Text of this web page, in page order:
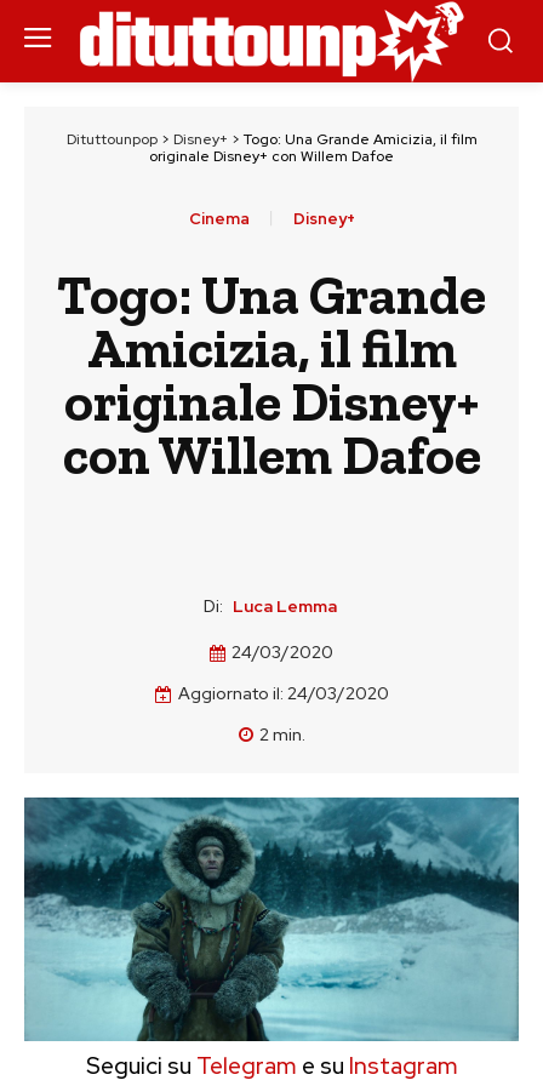
Dituttounpop> Disney+ > Togo: Una Grande Amicizia, il film
originale Disney+ con Willem Dafoe
Cinema Disney+
Togo: Una Grande
Amicizia, il film
originale Disney+
con Willem Dafoe
Di: Luca Lemma
24/03/2020
Aggiornato il: 24/03/2020
2min.
Seguici su Telegram e su Instagram